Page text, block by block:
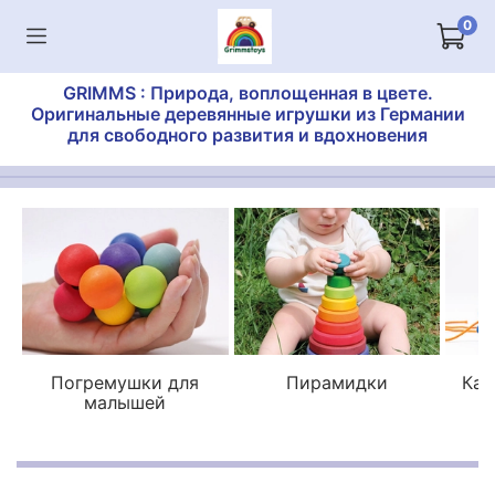
0
GRIMMS : Природа, воплощенная в цвете.
Оригинальные деревянные игрушки из Германии
для свободного развития и вдохновения
Погремушки для
малышей
Пирамидки